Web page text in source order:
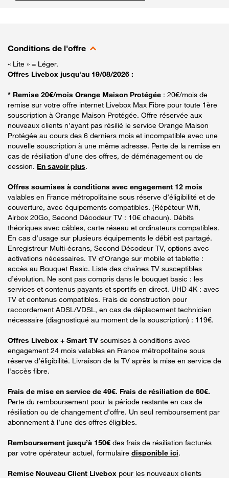
Conditions de l'offre
« Lite » = Léger.
Offres Livebox jusqu'au 19/08/2026 :
* Remise 20€/mois Orange Maison Protégée : 20€/mois de
remise sur votre offre internet Livebox Max Fibre pour toute 1ère
souscription à Orange Maison Protégée. Offre réservée aux
nouveaux clients n’ayant pas résilié le service Orange Maison
Protégée au cours des 6 derniers mois et incompatible avec une
nouvelle souscription à une même adresse. Perte de la remise en
cas de résiliation d’une des offres, de déménagement ou de
cession. En savoir plus.
Offres soumises à conditions avec engagement 12 mois
valables en France métropolitaine sous réserve d’éligibilité et de
couverture, avec équipements compatibles. (Répéteur Wifi,
Airbox 20Go, Second Décodeur TV : 10€ chacun). Débits
théoriques avec câbles, carte réseau et ordinateurs compatibles.
En cas d’usage sur plusieurs équipements le débit est partagé.
Enregistreur Multi-écrans, Second Décodeur TV, options avec
activations nécessaires. TV d’Orange sur mobile et tablette :
accès au Bouquet Basic. Liste des chaînes TV susceptibles
d’évolution. Ne sont pas compris dans le bouquet basic : les
services et contenus payants et sportifs en direct. UHD 4K : avec
TV et contenus compatibles. Frais de construction pour
raccordement ADSL/VDSL, en cas de déplacement technicien
nécessaire (diagnostiqué au moment de la souscription) : 119€.
Offres Livebox + Smart TV soumises à conditions avec
engagement 24 mois valables en France métropolitaine sous
réserve d’éligibilité. Livraison de la TV après la mise en service de
l'accès fibre.
Frais de mise en service de 49€. Frais de résiliation de 60€.
Perte du remboursement pour la période restante en cas de
résiliation ou de changement d'offre. Un seul remboursement par
abonnement à l’une des offres éligibles.
Remboursement jusqu’à 150€ des frais de résiliation facturés
par votre opérateur actuel, formulaire disponible ici.
Remise Nouveau Client Livebox pour les nouveaux clients